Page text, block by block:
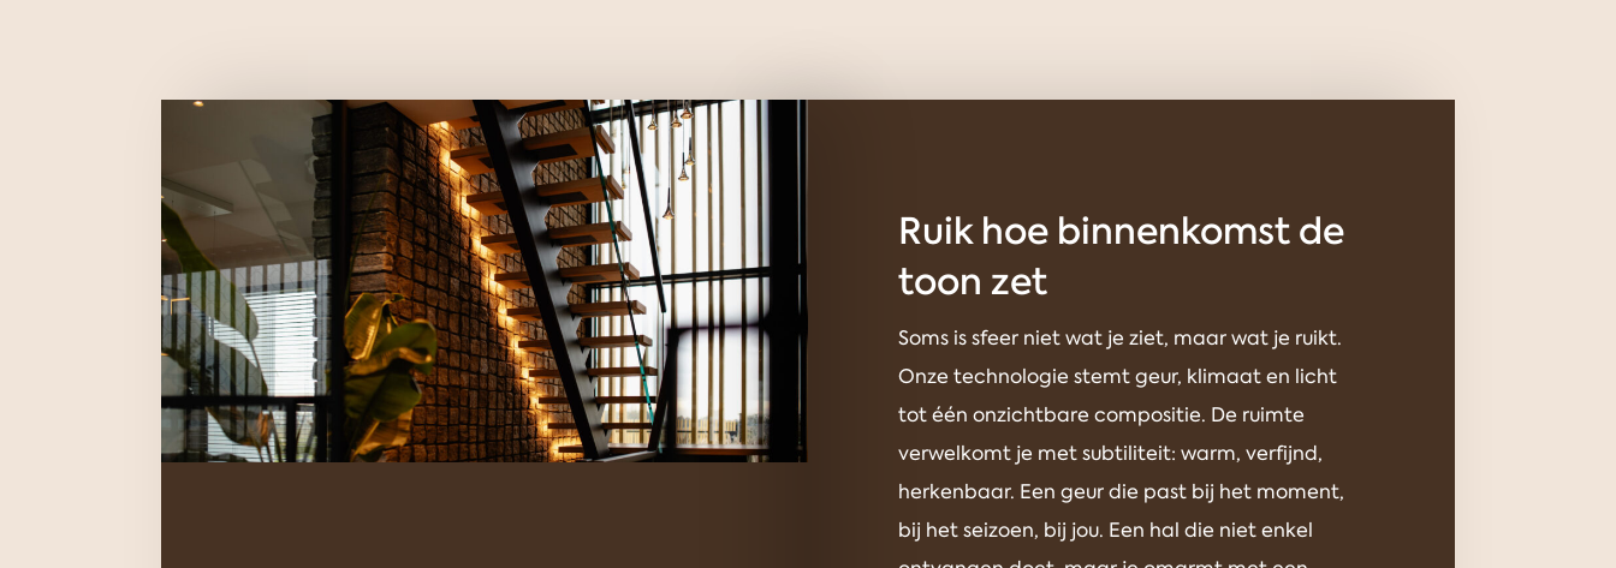
Ruik hoe binnenkomst de
toon zet
Soms is sfeer niet wat je ziet, maar wat je ruikt.
Onze technologie stemt geur, klimaat en licht
tot één onzichtbare compositie. De ruimte
verwelkomt je met subtiliteit: warm, verfijnd,
herkenbaar. Een geur die past bij het moment,
bij het seizoen, bij jou. Een hal die niet enkel